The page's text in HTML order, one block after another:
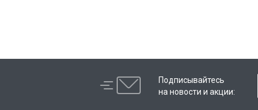
Подписывайтесь
на новости и акции: